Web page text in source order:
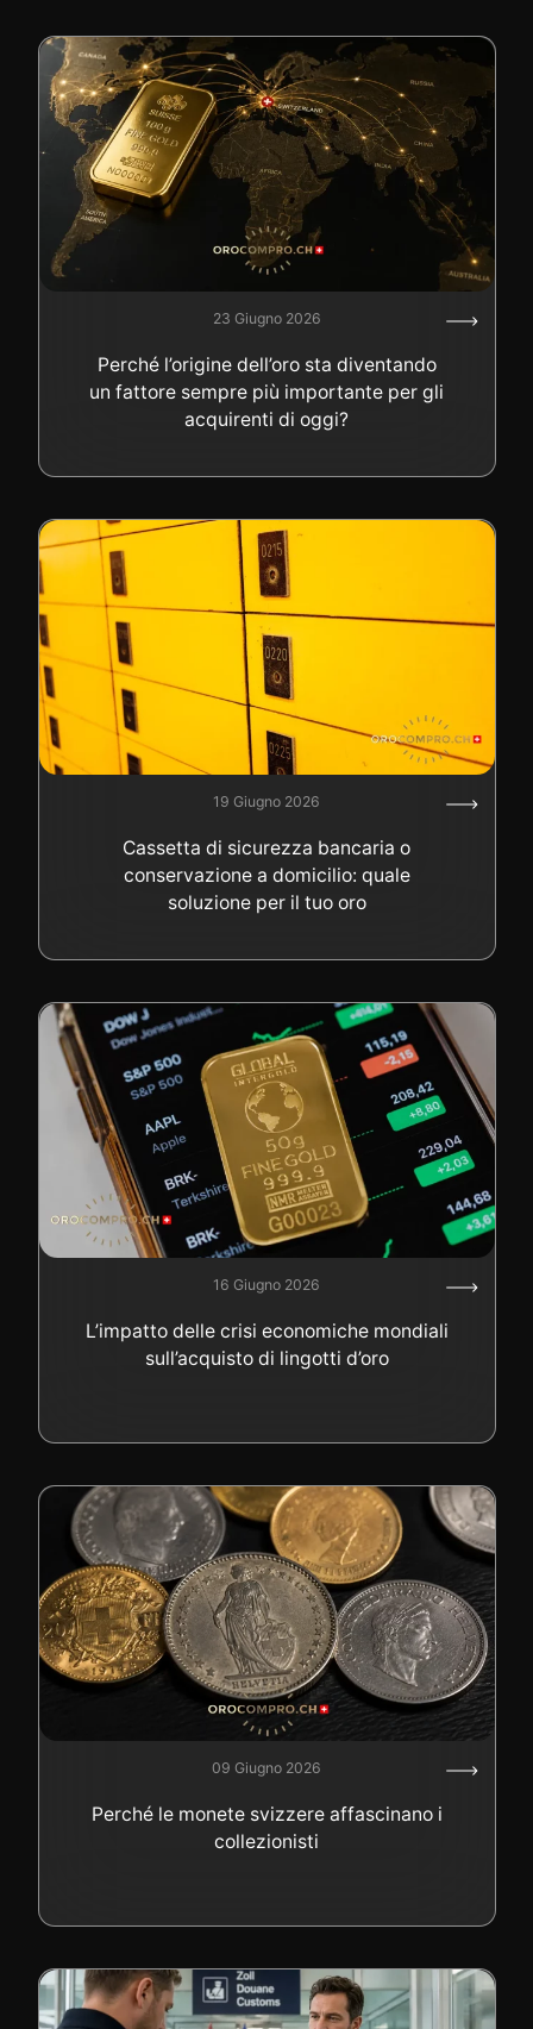
23 Giugno 2026
Perché l’origine dell’oro sta diventando
un fattore sempre più importante per gli
acquirenti di oggi?
19 Giugno 2026
Cassetta di sicurezza bancaria o
conservazione a domicilio: quale
soluzione per il tuo oro
16 Giugno 2026
L’impatto delle crisi economiche mondiali
sull’acquisto di lingotti d’oro
09 Giugno 2026
Perché le monete svizzere affascinano i
collezionisti